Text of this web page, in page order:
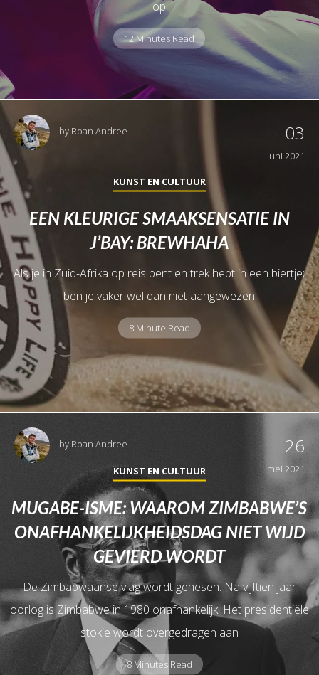
op
12 Minutes Read
by Roan Andree 03
juni 2021
KUNST EN CULTUUR
EEN KLEURIGE SMAAKSENSATIE IN
J’BAY: BREWHAHA
Als je in Zuid-Afrika op reis bent en trek hebt in een biertje;
ben je vaker wel dan niet aangewezen
8 Minute Read
by Roan Andree 26
mei 2021
KUNST EN CULTUUR
MUGABE-ISME: WAAROM ZIMBABWE’S
ONAFHANKELIJKHEIDSDAG NIET WIJD
GEVIERD WORDT
De Zimbabwaanse vlag wordt gehesen. Na vijftien jaar
oorlog is Zimbabwe in 1980 onafhankelijk. Het presidentiële
stokje wordt overgedragen aan
8 Minutes Read